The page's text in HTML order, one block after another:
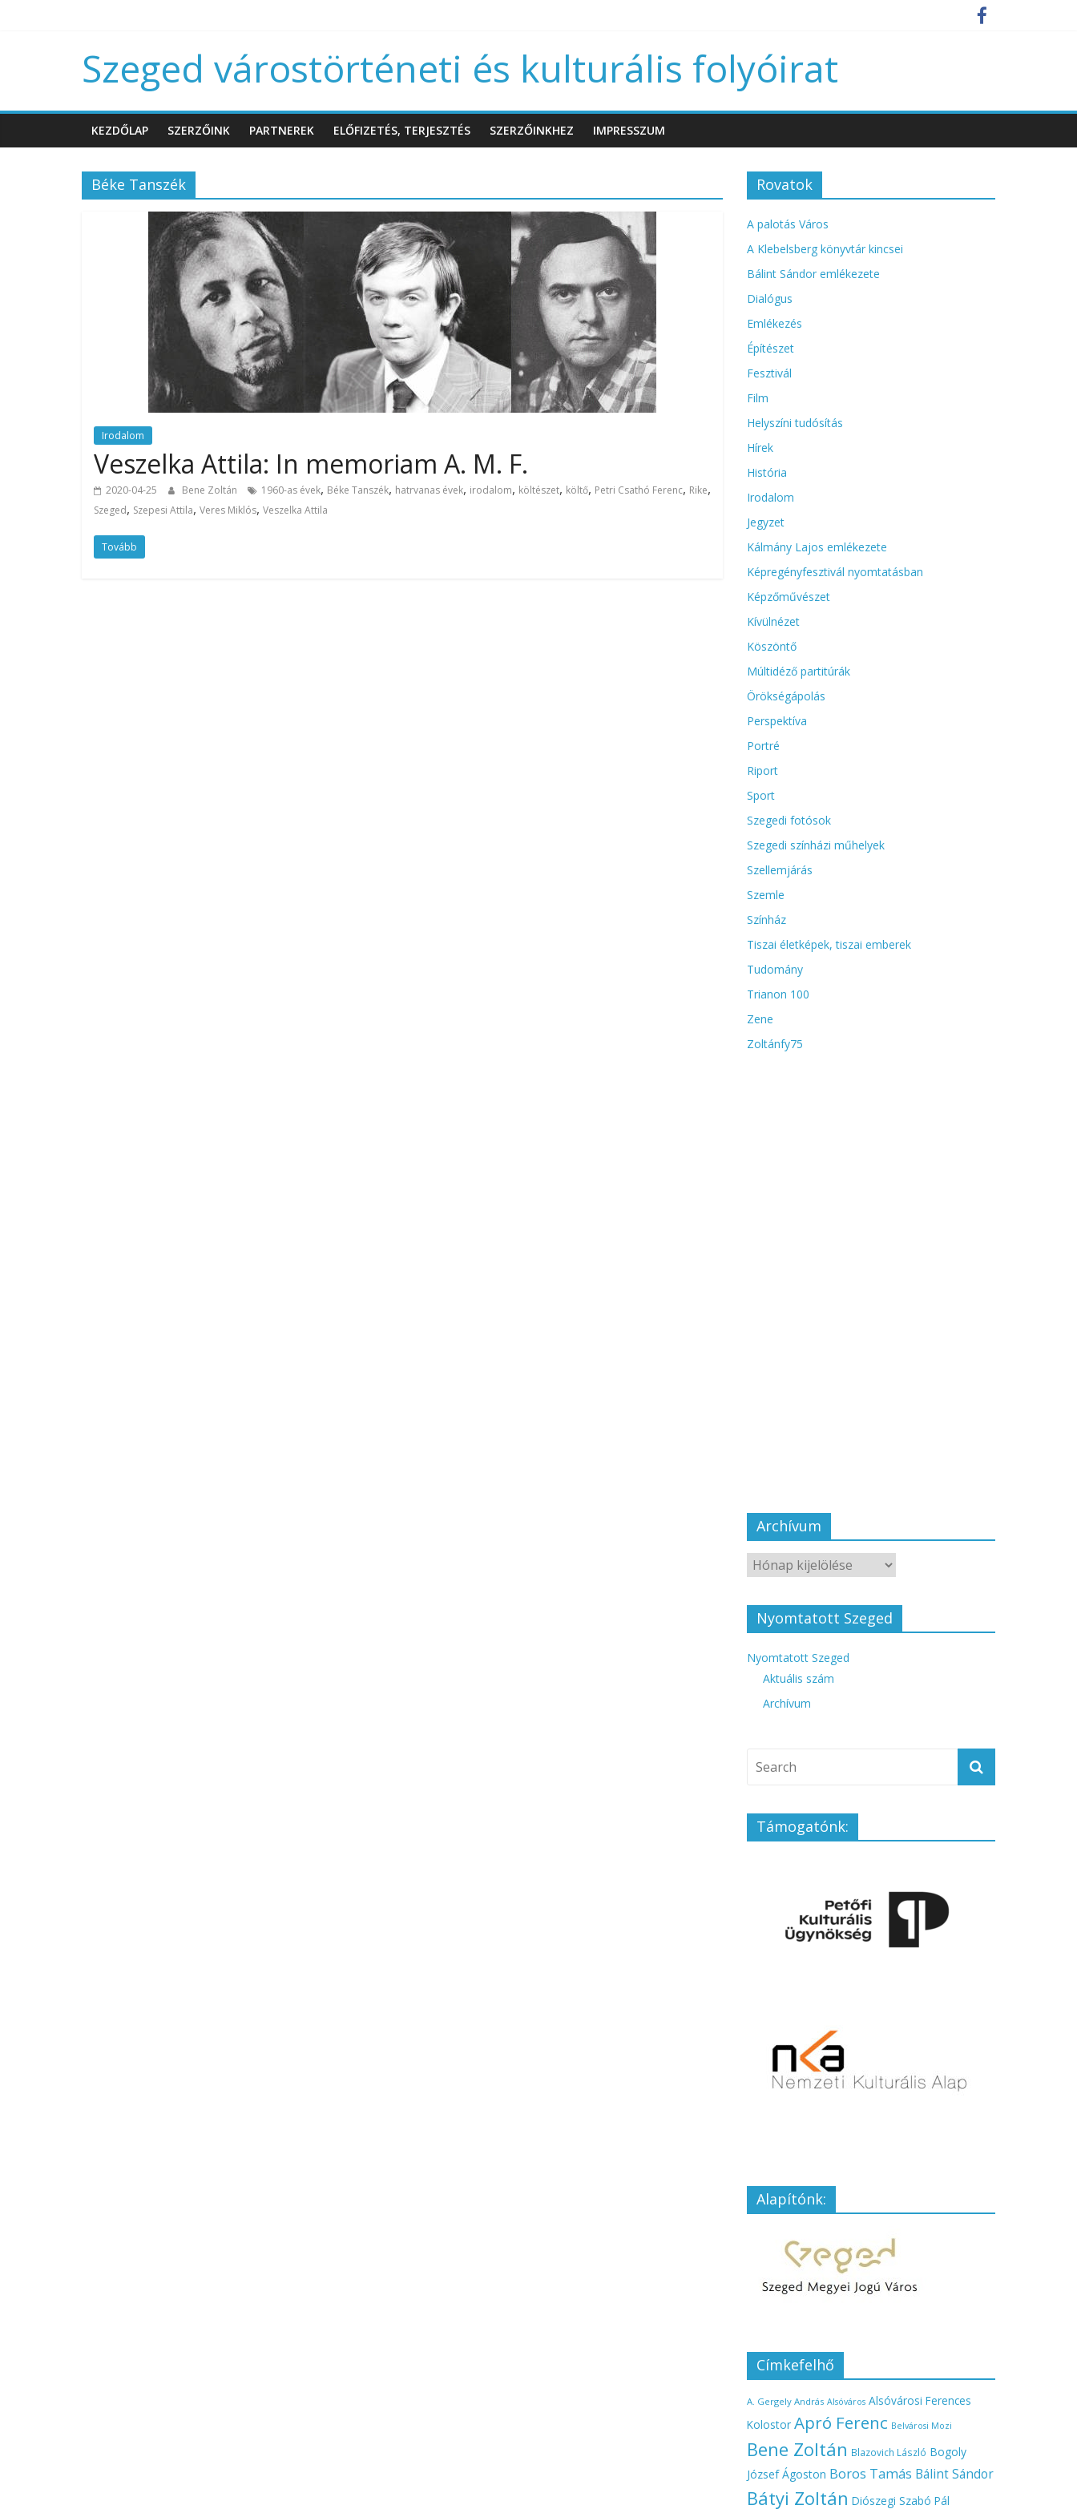
Szeged várostörténeti és kulturális folyóirat
KEZDŐLAP SZERZŐINK PARTNEREK ELŐFIZETÉS, TERJESZTÉS SZERZŐINKHEZ IMPRESSZUM
Béke Tanszék
Irodalom
Veszelka Attila: In memoriam A. M. F.
2020-04-25 Bene Zoltán 1960-as évek, Béke Tanszék, hatrvanas évek, irodalom, költészet, költő, Petri Csathó Ferenc, Rike,
Szeged, Szepesi Attila, Veres Miklós, Veszelka Attila
Tovább
Rovatok
A palotás Város
A Klebelsberg könyvtár kincsei
Bálint Sándor emlékezete
Dialógus
Emlékezés
Építészet
Fesztivál
Film
Helyszíni tudósítás
Hírek
História
Irodalom
Jegyzet
Kálmány Lajos emlékezete
Képregényfesztivál nyomtatásban
Képzőművészet
Kívülnézet
Köszöntő
Múltidéző partitúrák
Örökségápolás
Perspektíva
Portré
Riport
Sport
Szegedi fotósok
Szegedi színházi műhelyek
Szellemjárás
Szemle
Színház
Tiszai életképek, tiszai emberek
Tudomány
Trianon 100
Zene
Zoltánfy75
Archívum
Nyomtatott Szeged
Nyomtatott Szeged
Aktuális szám
Archívum
Támogatónk:
Alapítónk:
Címkefelhő
A. Gergely András Alsóváros Alsóvárosi Ferences
Kolostor Apró Ferenc Belvárosi Mozi
Bene Zoltán Blazovich László Bogoly
József Ágoston Boros Tamás Bálint Sándor
Bátyi Zoltán Diószegi Szabó Pál